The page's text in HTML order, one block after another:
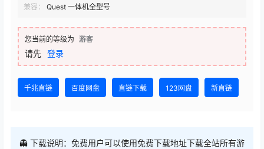
兼容：
Quest 一体机全型号
您当前的等级为 游客
请先 登录
千兆直链 百度网盘 直链下载 123网盘 新直链
👻 下载说明：免费用户可以使用免费下载地址下载全站所有游